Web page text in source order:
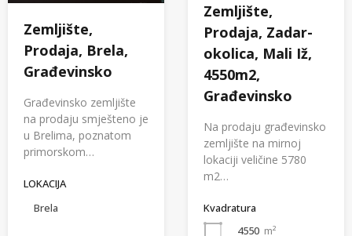
Zemljište,
Prodaja, Brela,
Građevinsko
Građevinsko zemljište
na prodaju smješteno je
u Brelima, poznatom
primorskom…
LOKACIJA
Brela
Zemljište,
Prodaja, Zadar-
okolica, Mali Iž,
4550m2,
Građevinsko
Na prodaju građevinsko
zemljište na mirnoj
lokaciji veličine 5780
m2…
Kvadratura
4550 m²